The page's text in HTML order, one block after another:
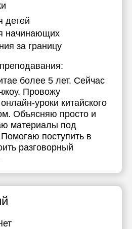
детей
начинающих
за границу
более 5 лет. Сейчас
Провожу
уроки китайского
Объясняю просто и
материалы под
поступить в
разговорный
15:00
15:30
16:00
16:30
17:00
17:30
18:00
19:00